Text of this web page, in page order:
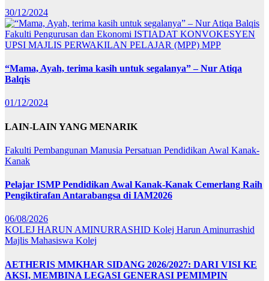
30/12/2024
Fakulti Pengurusan dan Ekonomi ISTIADAT KONVOKESYEN
UPSI MAJLIS PERWAKILAN PELAJAR (MPP) MPP
“Mama, Ayah, terima kasih untuk segalanya” – Nur Atiqa
Balqis
01/12/2024
LAIN-LAIN YANG MENARIK
Fakulti Pembangunan Manusia Persatuan Pendidikan Awal Kanak-
Kanak
Pelajar ISMP Pendidikan Awal Kanak-Kanak Cemerlang Raih
Pengiktirafan Antarabangsa di IAM2026
06/08/2026
KOLEJ HARUN AMINURRASHID Kolej Harun Aminurrashid
Majlis Mahasiswa Kolej
AETHERIS MMKHAR SIDANG 2026/2027: DARI VISI KE
AKSI, MEMBINA LEGASI GENERASI PEMIMPIN